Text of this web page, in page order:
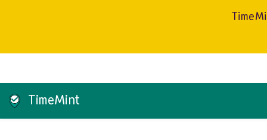
TimeMint